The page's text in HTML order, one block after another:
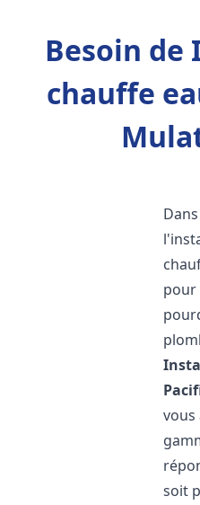
Besoin
chauffe
pour
vous
soit